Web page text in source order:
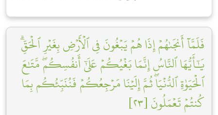
فَلَمَّآ أَنجَىٰهُمۡ إِذَا هُمۡ يَبۡغُونَ فِي ٱلۡأَرۡضِ بِغَيۡرِ ٱلۡحَقِّۗ
يَٰٓأَيُّهَا ٱلنَّاسُ إِنَّمَا بَغۡيُكُمۡ عَلَىٰٓ أَنفُسِكُمۖ مَّتَٰعَ
ٱلۡحَيَوٰةِ ٱلدُّنۡيَاۖ ثُمَّ إِلَيۡنَا مَرۡجِعُكُمۡ فَنُنَبِّئُكُم بِمَا
كُنتُمۡ تَعۡمَلُونَ [٢٣]